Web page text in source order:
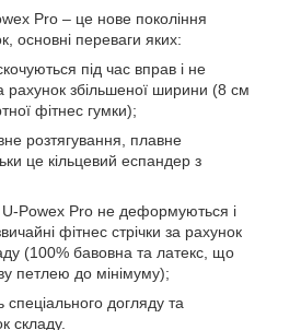
Pro – це нове покоління
основні переваги яких:
під час вправ і не
рахунок збільшеної ширини (8 см
фітнес гумки);
розтягування, плавне
це кільцевий еспандер з
U-Powex Pro не деформуються і
фітнес стрічки за рахунок
(100% бавовна та латекс, що
петлею до мінімуму);
догляду та
складу.